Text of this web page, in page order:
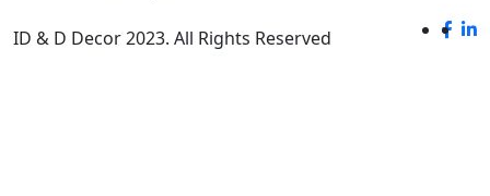
ID & D Decor 2023. All Rights Reserved